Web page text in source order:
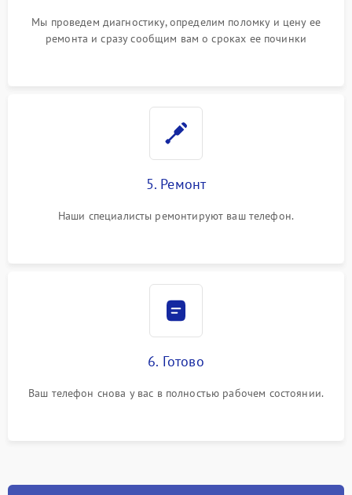
Мы проведем диагностику, определим поломку и цену ее
ремонта и сразу сообщим вам о сроках ее починки
5. Ремонт
Наши специалисты ремонтируют ваш телефон.
6. Готово
Ваш телефон снова у вас в полностью рабочем состоянии.